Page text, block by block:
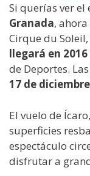
Si querías ver el
Granada,
Cirque du Soleil,
llegará en
de Deportes. Las
17 de diciembre
El vuelo de
superficies
espectáculo
disfrutar a